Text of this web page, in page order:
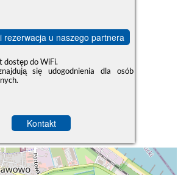
rezerwacja u naszego partnera
dostęp do WiFi.
się udogodnienia dla osób
Kontakt